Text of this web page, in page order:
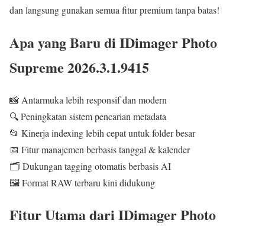
dan langsung gunakan semua fitur premium tanpa batas!
Apa yang Baru di IDimager Photo
Supreme 2026.3.1.9415
📸 Antarmuka lebih responsif dan modern
🔍 Peningkatan sistem pencarian metadata
📂 Kinerja indexing lebih cepat untuk folder besar
📅 Fitur manajemen berbasis tanggal & kalender
🗂️ Dukungan tagging otomatis berbasis AI
🖼️ Format RAW terbaru kini didukung
Fitur Utama dari IDimager Photo